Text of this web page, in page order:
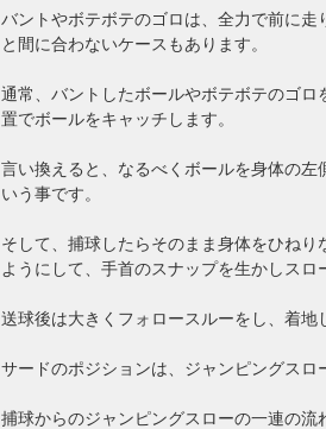
バントやボテボテのゴロは、全力で前に
と間に合わないケースもあります。
通常、バントしたボールやボテボテのゴ
置でボールをキャッチします。
言い換えると、なるべくボールを身体の
いう事です。
そして、捕球したらそのまま身体をひね
ようにして、手首のスナップを生かしスロ
送球後は大きくフォロースルーをし、着地
サードのポジションは、ジャンピングスロ
捕球からのジャンピングスローの一連の